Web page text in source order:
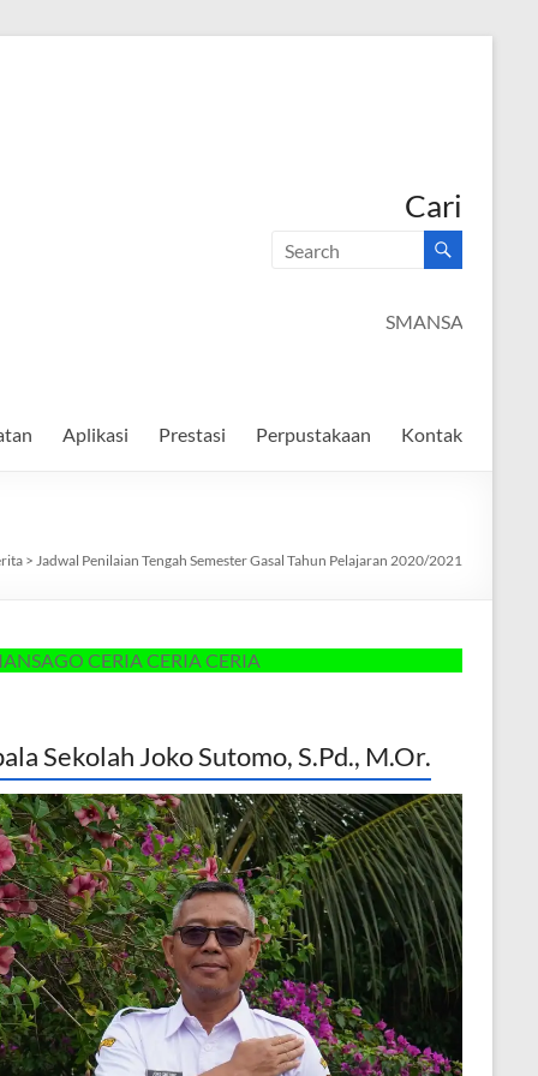
Cari
Aplikasi Prestasi Perpustakaan Kontak
> Jadwal Penilaian Tengah Semester Gasal Tahun Pelajaran 2020/2021
CERIA CERIA
Sekolah Joko Sutomo, S.Pd., M.Or.